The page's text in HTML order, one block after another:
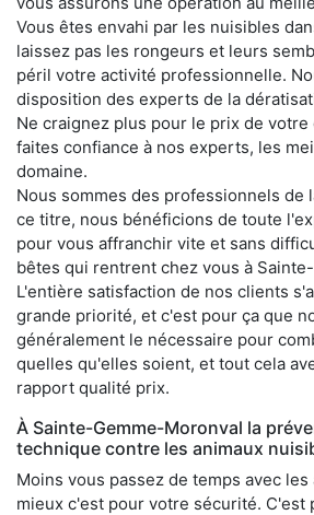
Vous êtes envahi par les nuisibles
laissez pas les rongeurs et leurs
péril votre activité professionnelle.
disposition des experts de la
Ne craignez plus pour le prix de
faites confiance à nos experts, les
domaine.
Nous sommes des professionnels de
ce titre, nous bénéficions de toute
pour vous affranchir vite et sans
bêtes qui rentrent chez vous à
L'entière satisfaction de nos clients
grande priorité, et c'est pour ça que
généralement le nécessaire pour
quelles qu'elles soient, et tout cela
rapport qualité prix.
À Sainte-Gemme-Moronval la
technique contre les animaux
Moins vous passez de temps avec
mieux c'est pour votre sécurité. C'est